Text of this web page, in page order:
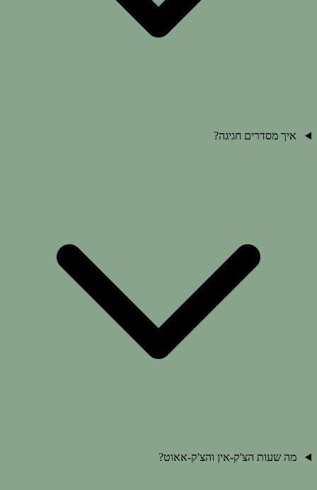
איך מסדרים חגיגה?
מה שעות הצ'ק-אין והצ'ק-אאוט?